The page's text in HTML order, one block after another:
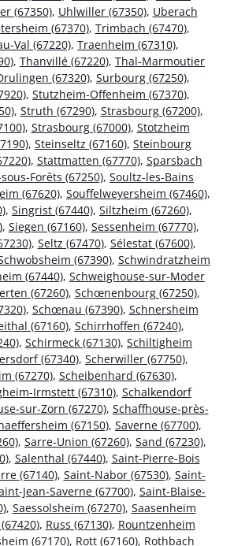
(67350), Uhlwiller (67350), Uberach
(67370), Trimbach (67470),
Val (67220), Traenheim (67310),
, Thanvillé (67220), Thal-Marmoutier
(67320), Surbourg (67250),
, Stutzheim-Offenheim (67370),
, Struth (67290), Strasbourg (67200),
, Strasbourg (67000), Stotzheim
, Steinseltz (67160), Steinbourg
, Stattmatten (67770), Sparsbach
Forêts (67250), Soultz-les-Bains
(67620), Souffelweyersheim (67460),
, Singrist (67440), Siltzheim (67260),
, Siegen (67160), Sessenheim (67770),
, Seltz (67470), Sélestat (67600),
(67390), Schwindratzheim
(67440), Schweighouse-sur-Moder
(67260), Schœnenbourg (67250),
, Schœnau (67390), Schnersheim
(67160), Schirrhoffen (67240),
, Schirmeck (67130), Schiltigheim
(67340), Scherwiller (67750),
(67270), Scheibenhard (67630),
Irmstett (67310), Schalkendorf
sur-Zorn (67270), Schaffhouse-près-
(67150), Saverne (67700),
, Sarre-Union (67260), Sand (67230),
, Salenthal (67440), Saint-Pierre-Bois
(67140), Saint-Nabor (67530), Saint-
Jean-Saverne (67700), Saint-Blaise-
, Saessolsheim (67270), Saasenheim
, Russ (67130), Rountzenheim
(67170), Rott (67160), Rothbach